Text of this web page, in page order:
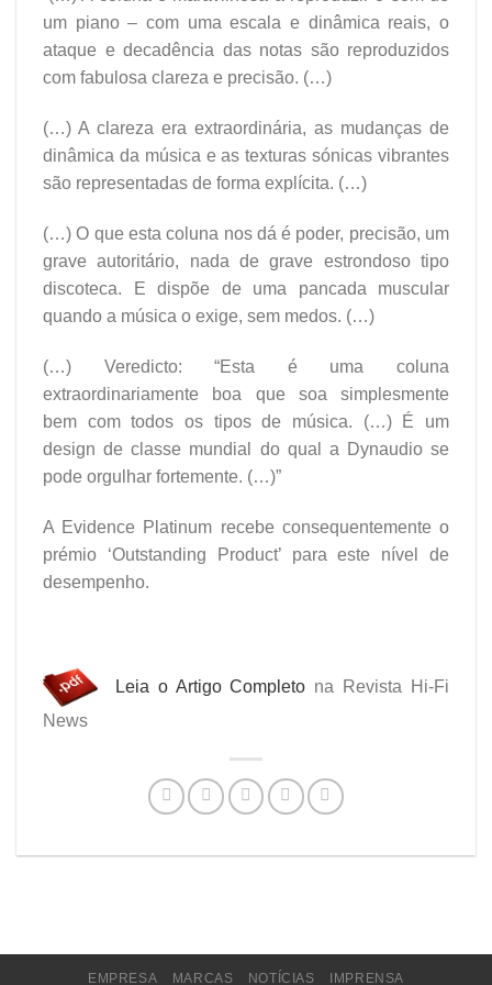
um piano – com uma escala e dinâmica reais, o
ataque e decadência das notas são reproduzidos
com fabulosa clareza e precisão. (…)
(…) A clareza era extraordinária, as mudanças de
dinâmica da música e as texturas sónicas vibrantes
são representadas de forma explícita. (…)
(…) O que esta coluna nos dá é poder, precisão, um
grave autoritário, nada de grave estrondoso tipo
discoteca. E dispõe de uma pancada muscular
quando a música o exige, sem medos. (…)
(…) Veredicto: “Esta é uma coluna
extraordinariamente boa que soa simplesmente
bem com todos os tipos de música. (…) É um
design de classe mundial do qual a Dynaudio se
pode orgulhar fortemente. (…)”
A Evidence Platinum recebe consequentemente o
prémio ‘Outstanding Product’ para este nível de
desempenho.
Leia o Artigo Completo na Revista Hi-Fi
News
EMPRESA MARCAS NOTÍCIAS IMPRENSA